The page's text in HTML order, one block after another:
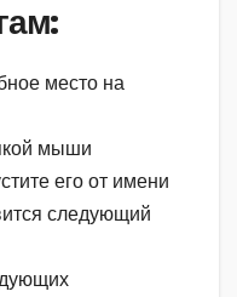
место на
мыши
его от имени
следующий